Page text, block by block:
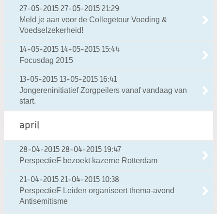
27-05-2015 27-05-2015 21:29
Meld je aan voor de Collegetour Voeding &
Voedselzekerheid!
14-05-2015 14-05-2015 15:44
Focusdag 2015
13-05-2015 13-05-2015 16:41
Jongereninitiatief Zorgpeilers vanaf vandaag van
start.
april
28-04-2015 28-04-2015 19:47
PerspectieF bezoekt kazerne Rotterdam
21-04-2015 21-04-2015 10:38
PerspectieF Leiden organiseert thema-avond
Antisemitisme